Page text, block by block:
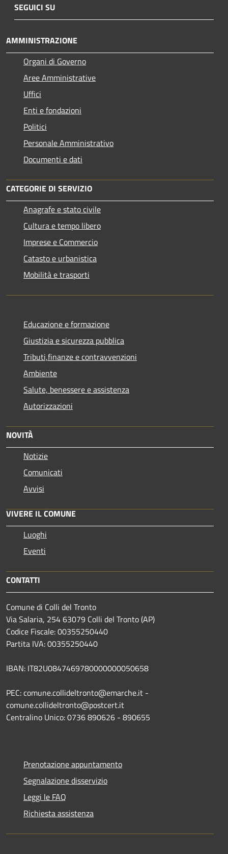
SEGUICI SU
AMMINISTRAZIONE
Organi di Governo
Aree Amministrative
Uffici
Enti e fondazioni
Politici
Personale Amministrativo
Documenti e dati
CATEGORIE DI SERVIZIO
Anagrafe e stato civile
Cultura e tempo libero
Imprese e Commercio
Catasto e urbanistica
Mobilità e trasporti
Educazione e formazione
Giustizia e sicurezza pubblica
Tributi,finanze e contravvenzioni
Ambiente
Salute, benessere e assistenza
Autorizzazioni
NOVITÀ
Notizie
Comunicati
Avvisi
VIVERE IL COMUNE
Luoghi
Eventi
CONTATTI
Comune di Colli del Tronto
Via Salaria, 254 63079 Colli del Tronto (AP)
Codice Fiscale: 00355250440
Partita IVA: 00355250440
IBAN: IT82U0847469780000000050658
PEC: comune.collideltronto@emarche.it -
comune.collideltronto@postcert.it
Centralino Unico: 0736 890626 - 890655
Prenotazione appuntamento
Segnalazione disservizio
Leggi le FAQ
Richiesta assistenza